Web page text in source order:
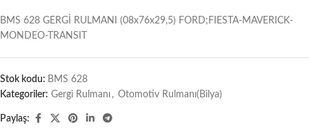
BMS 628 GERGİ RULMANI (08x76x29,5) FORD;FIESTA-MAVERICK-
MONDEO-TRANSIT
Stok kodu: BMS 628
Kategoriler: Gergi Rulmanı , Otomotiv Rulmanı(Bilya)
Paylaş: